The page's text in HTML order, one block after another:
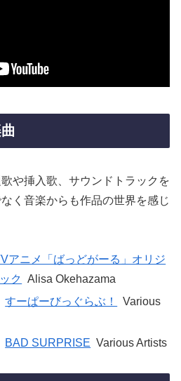
や挿入歌、サウンドトラックを
く音楽からも作品の世界を感じ
アニメ「ばっどがーる」オリジ
ク Alisa Okehazama
すーぱーびっぐらぶ！
Various
BAD SURPRISE Various Artists